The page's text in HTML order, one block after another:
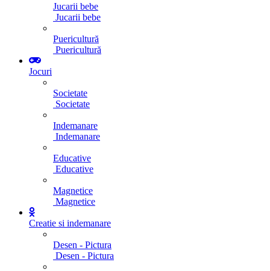
Jucarii bebe
Jucarii bebe
Puericultură
Puericultură
Jocuri
Societate
Societate
Indemanare
Indemanare
Educative
Educative
Magnetice
Magnetice
Creatie si indemanare
Desen - Pictura
Desen - Pictura